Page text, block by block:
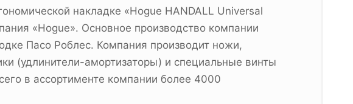
накладке «Hogue HANDALL Universal
«Hogue». Основное производство компании
Пасо Роблес. Компания производит ножи,
(удлинители-амортизаторы) и специальные винты
в ассортименте компании более 4000